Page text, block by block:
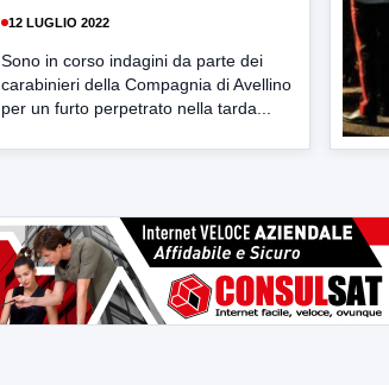
12 LUGLIO 2022
Sono in corso indagini da parte dei
carabinieri della Compagnia di Avellino
per un furto perpetrato nella tarda...